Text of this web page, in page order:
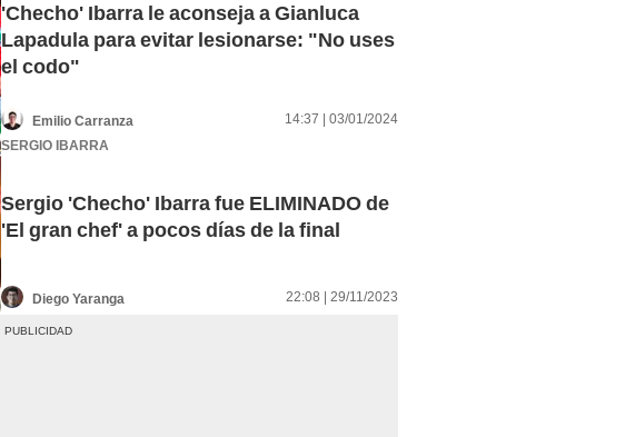
'Checho' Ibarra le aconseja a Gianluca
Lapadula para evitar lesionarse: "No uses
el codo"
Emilio Carranza
14:37 | 03/01/2024
SERGIO IBARRA
Sergio 'Checho' Ibarra fue ELIMINADO de
'El gran chef' a pocos días de la final
Diego Yaranga 22:08 | 29/11/2023